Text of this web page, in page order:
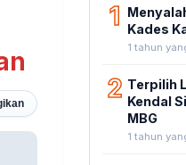
1 Kades
1 tahun
2 Terpilih
Kendal
MBG
1 tahun